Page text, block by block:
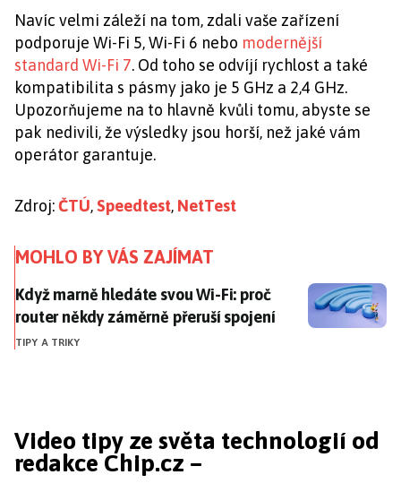
Navíc velmi záleží na tom, zdali vaše zařízení
podporuje Wi-Fi 5, Wi-Fi 6 nebo modernější
standard Wi-Fi 7. Od toho se odvíjí rychlost a také
kompatibilita s pásmy jako je 5 GHz a 2,4 GHz.
Upozorňujeme na to hlavně kvůli tomu, abyste se
pak nedivili, že výsledky jsou horší, než jaké vám
operátor garantuje.
Zdroj:ČTÚ, Speedtest, NetTest
MOHLO BY VÁS ZAJÍMAT
Když marně hledáte svou Wi-Fi: proč router někdy
Když marně hledáte svou Wi-Fi: proč
router někdy záměrně přeruší spojení
TIPY A TRIKY
Video tipy ze světa technologií od
redakce Chip.cz –